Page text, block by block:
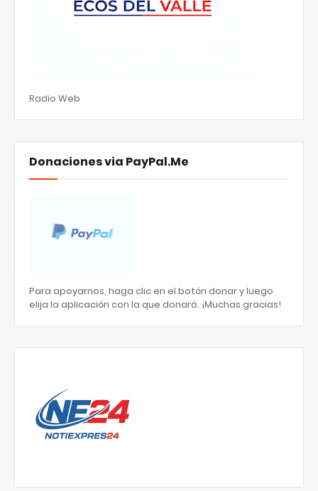
Radio Web
Donaciones via PayPal.Me
Para apoyarnos, haga clic en el botón donar y luego
elija la aplicación con la que donará. ¡Muchas gracias!